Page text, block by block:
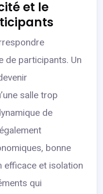
et le
de participants. Un
salle trop
de
bonne
efficace et isolation
qui